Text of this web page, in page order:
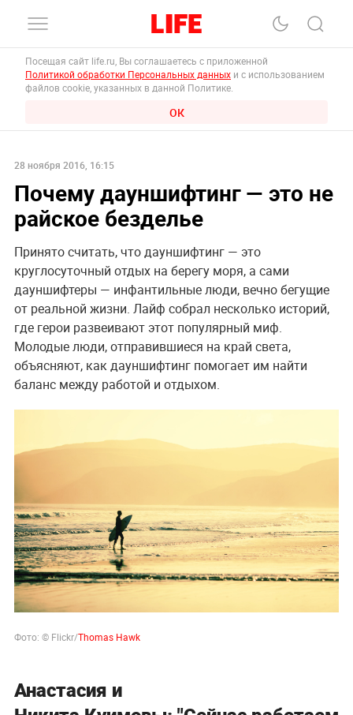
Посещая сайт life.ru, Вы соглашаетесь с приложенной
Политикой обработки Персональных данных и с использованием
файлов cookie, указанных в данной Политике.
ОК
28 ноября 2016, 16:15
Почему дауншифтинг — это не
райское безделье
Принято считать, что дауншифтинг — это
круглосуточный отдых на берегу моря, а сами
дауншифтеры — инфантильные люди, вечно бегущие
от реальной жизни. Лайф собрал несколько историй,
где герои развеивают этот популярный миф.
Молодые люди, отправившиеся на край света,
объясняют, как дауншифтинг помогает им найти
баланс между работой и отдыхом.
Фото: © Flickr/Thomas Hawk
Анастасия и